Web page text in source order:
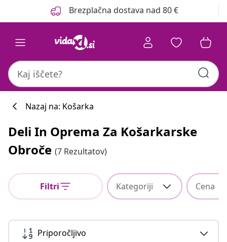
Brezplačna dostava nad 80 €
Nazaj na: Košarka
Deli In Oprema Za Košarkarske
Obroče (7 Rezultatov)
Filtri Kategoriji Cena
Priporočljivo